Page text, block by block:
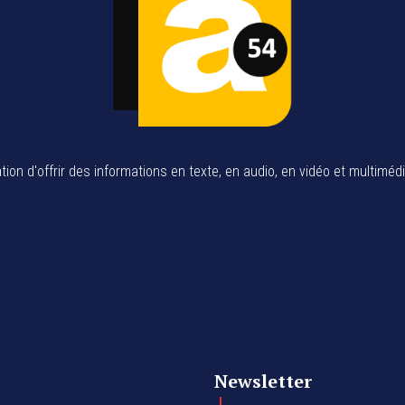
d'offrir des informations en texte, en audio, en vidéo et
Newsletter